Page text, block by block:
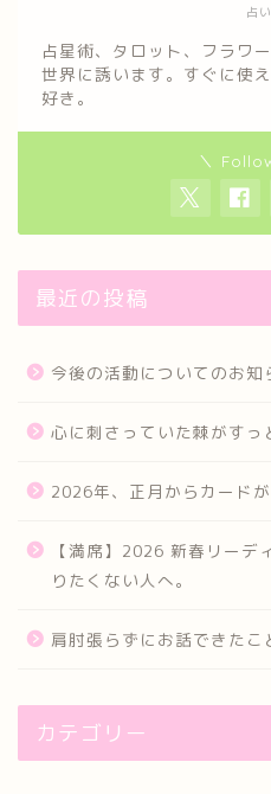
占
占星術、タロット、フラワ
世界に誘います。すぐに使
好き。
＼
最近の投稿
今後の活動についてのお
心に刺さっていた棘がすっ
2026年、正月からカード
【満席】2026 新春リーデ
りたくない人へ。
肩肘張らずにお話できたこ
カテゴリー